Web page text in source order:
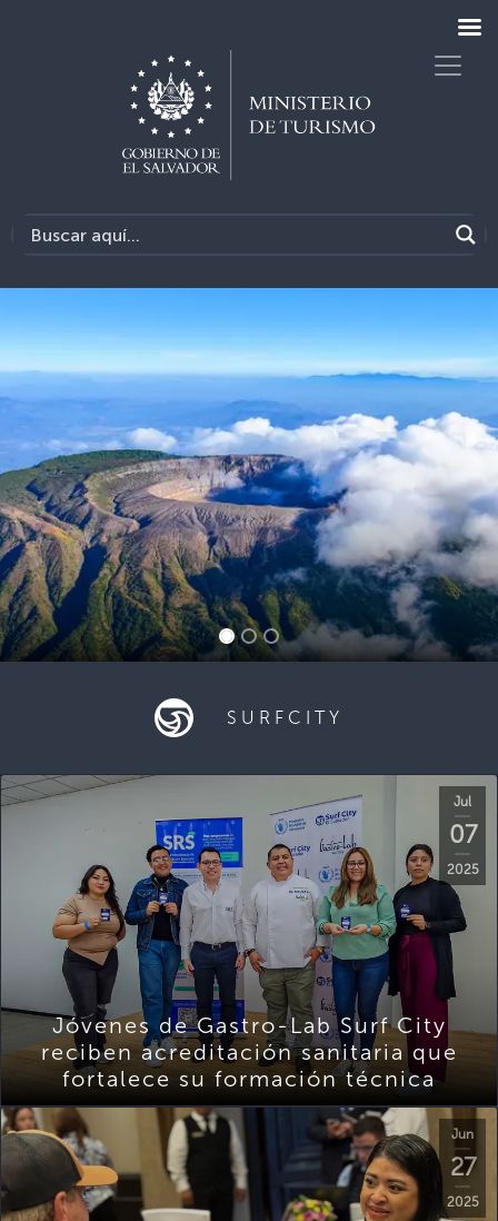
SURFCITY
Jul
07
2025
Jóvenes de Gastro-Lab Surf City
reciben acreditación sanitaria que
fortalece su formación técnica
Jun
27
2025